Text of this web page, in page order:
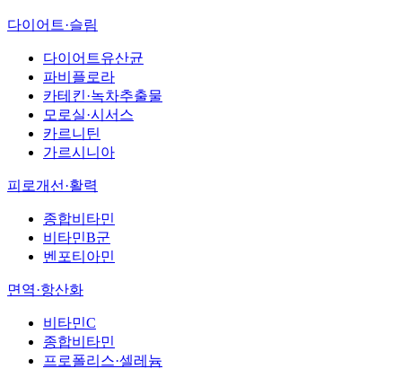
다이어트·슬림
다이어트유산균
파비플로라
카테킨·녹차추출물
모로실·시서스
카르니틴
가르시니아
피로개선·활력
종합비타민
비타민B군
벤포티아민
면역·항산화
비타민C
종합비타민
프로폴리스·셀레늄